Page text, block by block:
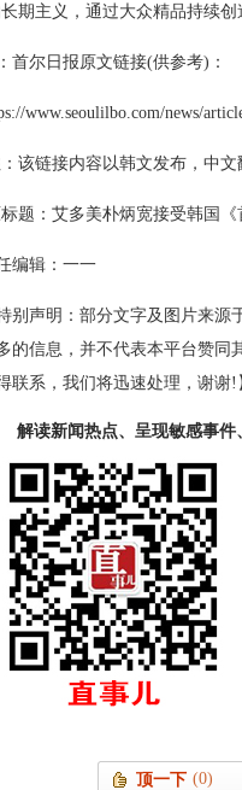
长期主义，通过大众精品持续
首尔日报原文链接(供参考)：
www.seoulilbo.com/news/
该链接内容以韩文发布，中
题：艾多美朴炳宽接受韩国
编辑：一一
特别声明：部分文字及图片来
的信息，并不代表本平台赞同
联系，我们将迅速处理，谢谢!
解读新闻热点、呈现敏感事件
顶一下 (0)